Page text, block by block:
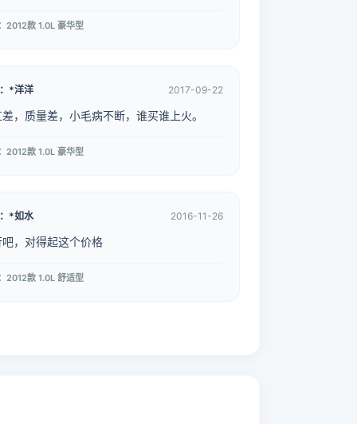
2012款 1.0L 豪华型
*洋洋 2017-09-22
，质量差，小毛病不断，谁买谁上火。
2012款 1.0L 豪华型
*如水 2016-11-26
吧，对得起这个价格
2012款 1.0L 舒适型